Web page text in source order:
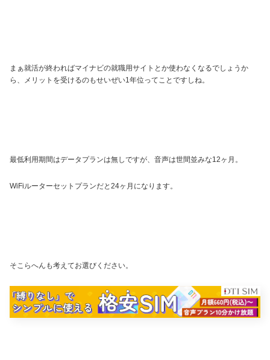
まぁ就活が終わればマイナビの就職用サイトとか使わなくなるでしょうか
ら、メリットを受けるのもせいぜい1年位ってことですしね。
最低利用期間はデータプランは無しですが、音声は世間並みな12ヶ月。
WiFiルーターセットプランだと24ヶ月になります。
そこらへんも考えてお選びください。